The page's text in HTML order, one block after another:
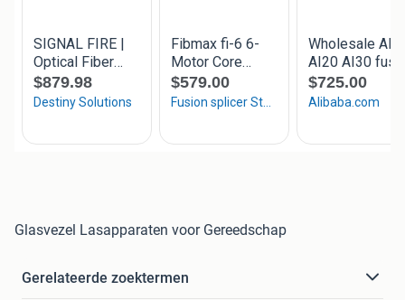
Glasvezel Lasapparaten voor Gereedschap
Gerelateerde zoektermen